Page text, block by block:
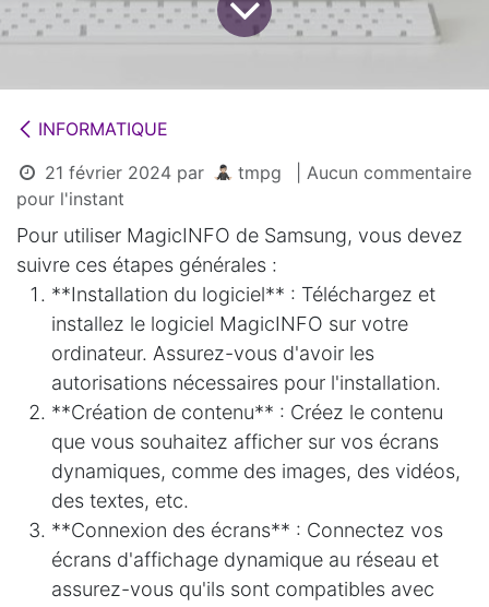
INFORMATIQUE
21 février 2024 par tmpg
| Aucun commentaire
pour l'instant
Pour utiliser MagicINFO de Samsung, vous devez
suivre ces étapes générales :
**Installation du logiciel** : Téléchargez et
installez le logiciel MagicINFO sur votre
ordinateur. Assurez-vous d'avoir les
autorisations nécessaires pour l'installation.
**Création de contenu** : Créez le contenu
que vous souhaitez afficher sur vos écrans
dynamiques, comme des images, des vidéos,
des textes, etc.
**Connexion des écrans** : Connectez vos
écrans d'affichage dynamique au réseau et
assurez-vous qu'ils sont compatibles avec